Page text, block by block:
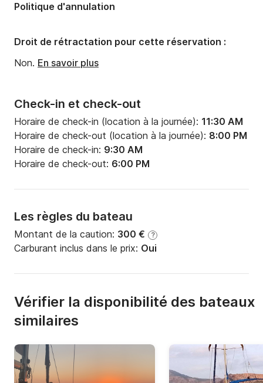
Tirant d'eau:2.5m
Puissance moteur:50cv
Check-in et check-out
Horaire de check-in (location à la journée): 11:30 AM
Horaire de check-out (location à la journée): 8:00 PM
Horaire de check-in: 9:30 AM
Horaire de check-out: 6:00 PM
Les règles du bateau
Montant de la caution: 300 € ?
Carburant inclus dans le prix: Oui
Politique d'annulation
Droit de rétractation pour cette réservation :
Non. En savoir plus
Vérifier la disponibilité des bateaux
similaires